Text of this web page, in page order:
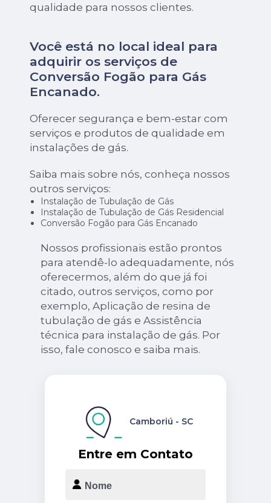
qualidade para nossos clientes.
Você está no local ideal para
adquirir os serviços de
Conversão Fogão para Gás
Encanado.
Oferecer segurança e bem-estar com
serviços e produtos de qualidade em
instalações de gás.
Saiba mais sobre nós, conheça nossos
outros serviços:
Instalação de Tubulação de Gás
Instalação de Tubulação de Gás Residencial
Conversão Fogão para Gás Encanado
Nossos profissionais estão prontos
para atendê-lo adequadamente, nós
oferecermos, além do que já foi
citado, outros serviços, como por
exemplo, Aplicação de resina de
tubulação de gás e Assistência
técnica para instalação de gás. Por
isso, fale conosco e saiba mais.
Entre em Contato
Camboriú - SC